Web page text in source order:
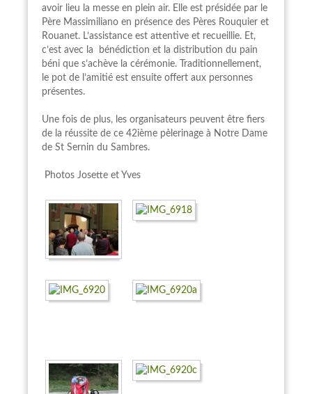
avoir lieu la messe en plein air. Elle est présidée par le
Père Massimiliano en présence des Pères Rouquier et
Rouanet. L’assistance est attentive et recueillie. Et,
c’est avec la bénédiction et la distribution du pain
béni que s’achève la cérémonie. Traditionnellement,
le pot de l’amitié est ensuite offert aux personnes
présentes.
Une fois de plus, les organisateurs peuvent être fiers
de la réussite de ce 42ième pèlerinage à Notre Dame
de St Sernin du Sambres.
Photos Josette et Yves